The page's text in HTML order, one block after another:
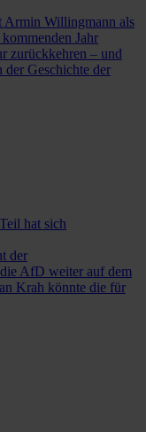
Armin Willingmann als
Jahr
zurückkehren – und
der Geschichte der
hat sich
der
AfD weiter auf dem
Krah könnte die für